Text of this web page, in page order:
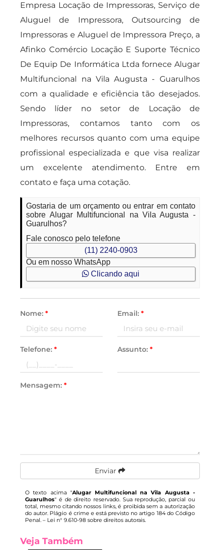
Empresa Locação de Impressoras, Serviço de
Aluguel de Impressora, Outsourcing de
Impressoras e Aluguel de Impressora Preço, a
Afinko Comércio Locação E Suporte Técnico
De Equip De Informática Ltda fornece Alugar
Multifuncional na Vila Augusta - Guarulhos
com a qualidade e eficiência tão desejados.
Sendo líder no setor de Locação de
Impressoras, contamos tanto com os
melhores recursos quanto com uma equipe
profissional especializada e que visa realizar
um excelente atendimento. Entre em
contato e faça uma cotação.
Gostaria de um orçamento ou entrar em contato
sobre Alugar Multifuncional na Vila Augusta -
Guarulhos?
Fale conosco pelo telefone
(11) 2240-0903
Ou em nosso WhatsApp
Clicando aqui
Nome:* Email: *
Telefone:* Assunto: *
Mensagem:*
Enviar
O texto acima "Alugar Multifuncional na Vila Augusta -
Guarulhos" é de direito reservado. Sua reprodução, parcial ou
total, mesmo citando nossos links, é proibida sem a autorização
do autor. Plágio é crime e está previsto no artigo 184 do Código
Penal. – Lei n° 9.610-98 sobre direitos autorais.
Veja Também